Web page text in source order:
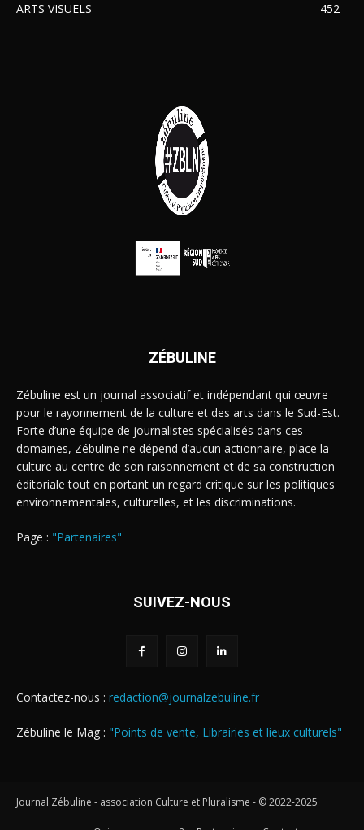
ARTS VISUELS
452
ZÉBULINE
Zébuline est un journal associatif et indépendant qui œuvre
pour le rayonnement de la culture et des arts dans le Sud-Est.
Forte d’une équipe de journalistes spécialisés dans ces
domaines, Zébuline ne dépend d’aucun actionnaire, place la
culture au centre de son raisonnement et de sa construction
éditoriale tout en portant un regard critique sur les politiques
environnementales, culturelles, et les discriminations.
Page : "Partenaires"
SUIVEZ-NOUS
Contactez-nous : redaction@journalzebuline.fr
Zébuline le Mag : "Points de vente, Librairies et lieux culturels"
Journal Zébuline - association Culture et Pluralisme - © 2022-2025